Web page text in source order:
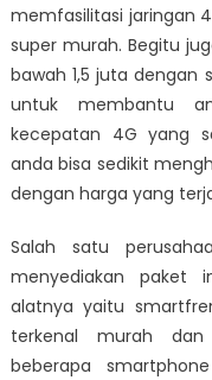
memfasilitasi jaringan
super murah. Begitu
bawah 1,5 juta dengan
untuk membantu
kecepatan 4G yang
anda bisa sedikit
dengan harga yang
Salah satu
menyediakan paket
alatnya yaitu
terkenal murah
beberapa